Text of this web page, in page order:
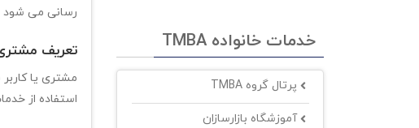
رسانی می شود
تعریف مشتری
مشتری یا
استفاده از
خدمات خانواده TMBA
پرتال گروه TMBA
آموزشگاه بازارسازان